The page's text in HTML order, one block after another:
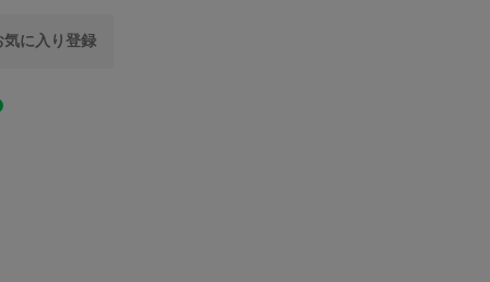
/ 奥行き1.9cm
り具合やパソコンなどの閲覧環境により、実際の
場合がございます。予めご了承ください。
商品単体の画像をご参照ください。
商品は、マイページにて現在の価格情報や在庫状況
に入り登録